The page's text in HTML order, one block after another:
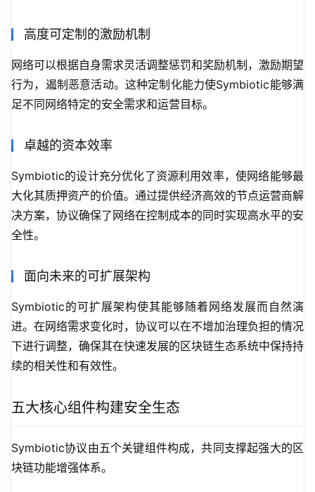
高度可定制的激励机制
网络可以根据自身需求灵活调整惩罚和奖励机制，激励期望
行为，遏制恶意活动。这种定制化能力使Symbiotic能够满
足不同网络特定的安全需求和运营目标。
卓越的资本效率
Symbiotic的设计充分优化了资源利用效率，使网络能够最
大化其质押资产的价值。通过提供经济高效的节点运营商解
决方案，协议确保了网络在控制成本的同时实现高水平的安
全性。
面向未来的可扩展架构
Symbiotic的可扩展架构使其能够随着网络发展而自然演
进。在网络需求变化时，协议可以在不增加治理负担的情况
下进行调整，确保其在快速发展的区块链生态系统中保持持
续的相关性和有效性。
五大核心组件构建安全生态
Symbiotic协议由五个关键组件构成，共同支撑起强大的区
块链功能增强体系。